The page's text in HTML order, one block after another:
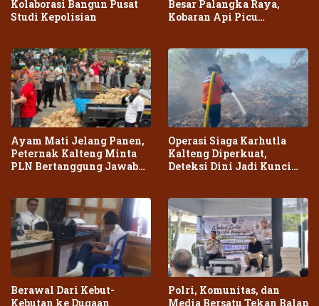
Kolaborasi Bangun Pusat
Studi Kepolisian
Besar Palangka Raya,
Kobaran Api Picu
Ayam Mati Jelang Panen,
Peternak Kalteng Minta
PLN Bertanggung Jawab
Operasi Siaga Karhutla
Kalteng Diperkuat,
Deteksi Dini Jadi Kunci
Berawal Dari Kebut-
Kebutan ke Dugaan
Polri, Komunitas, dan
Media Bersatu Tekan Balap